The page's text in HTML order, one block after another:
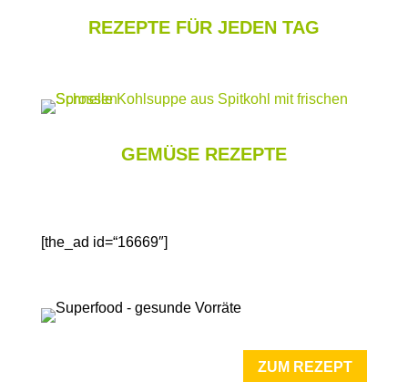
REZEPTE FÜR JEDEN TAG
GEMÜSE REZEPTE
[the_ad id=“16669″]
ZUM REZEPT